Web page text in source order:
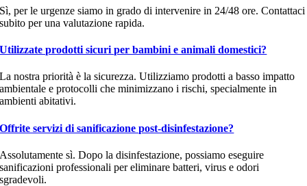
Sì, per le urgenze siamo in grado di intervenire in 24/48 ore. Contattaci
subito per una valutazione rapida.
Utilizzate prodotti sicuri per bambini e animali domestici?
La nostra priorità è la sicurezza. Utilizziamo prodotti a basso impatto
ambientale e protocolli che minimizzano i rischi, specialmente in
ambienti abitativi.
Offrite servizi di sanificazione post-disinfestazione?
Assolutamente sì. Dopo la disinfestazione, possiamo eseguire
sanificazioni professionali per eliminare batteri, virus e odori
sgradevoli.